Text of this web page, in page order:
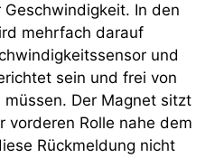
In den
mehrfach darauf
und
sein und frei von
Der Magnet sitzt
vorderen Rolle nahe dem
Rückmeldung nicht